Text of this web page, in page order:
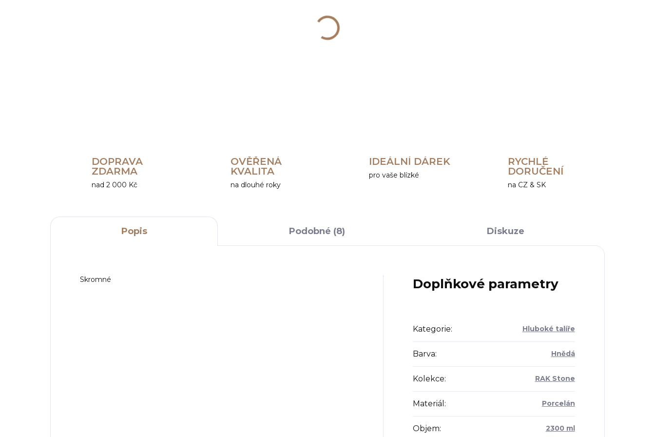
DOPRAVA
ZDARMA
nad 2 000 Kč
OVĚŘENÁ
KVALITA
na dlouhé roky
IDEÁLNÍ DÁREK
pro vaše blízké
RYCHLÉ
DORUČENÍ
na CZ & SK
Popis Podobné (8) Diskuze
Skromné Doplňkové parametry
Kategorie: Hluboké talíře
Barva: Hnědá
Kolekce: RAK Stone
Materiál : Porcelán
Objem: 2300 ml